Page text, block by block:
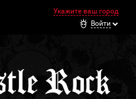
Укажите ваш город
Войти